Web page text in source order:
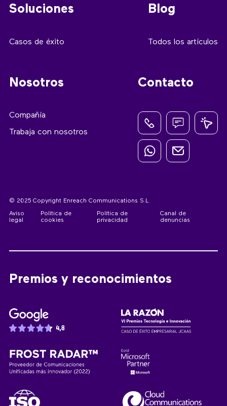
Soluciones
Casos de éxito
Blog
Todos los artículos
Nosotros
Compañía
Trabaja con nosotros
Contacto
© 2025 Copyright Enreach Communications S.L
Aviso
legal
Política de
cookies
Política de
privacidad
Canal de
denuncias
Premios y reconocimientos